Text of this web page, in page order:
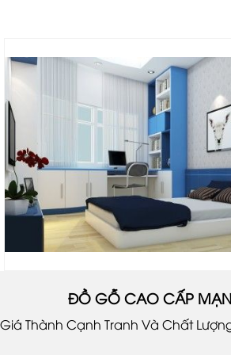
ĐỒ GỖ CAO CẤP
Giá Thành Cạnh Tranh Và Chất